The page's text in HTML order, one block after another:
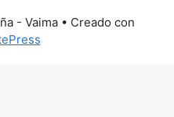
- Vaima• Creado con